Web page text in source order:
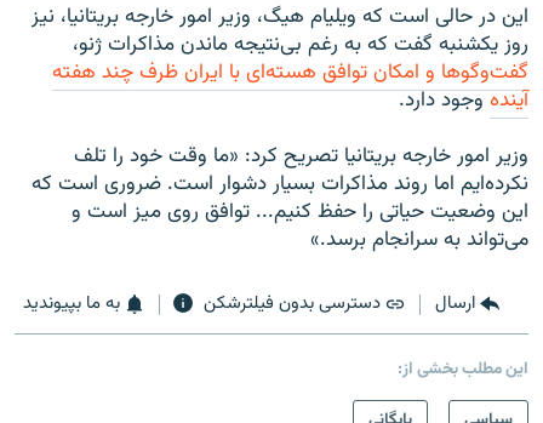
این در حالی است که ويليام هيگ، وزير امور خارجه بريتانيا، نیز
روز يکشنبه گفت که به رغم بی‌نتيجه ماندن مذاکرات ژنو،
گفت‌وگوها و امکان توافق هسته‌ای با ايران ظرف چند هفته
آيندهوجود دارد.
وزير امور خارجه بريتانيا تصريح کرد: «ما وقت خود را تلف
نکرده‌ايم اما روند مذاکرات بسيار دشوار است. ضروری است که
اين وضعيت حياتی را حفظ کنيم... توافق روی ميز است و
می‌تواند به سرانجام برسد.»
ارسال دسترسی بدون فیلترشکن به ما بپیوندید
این مطلب بخشی از: